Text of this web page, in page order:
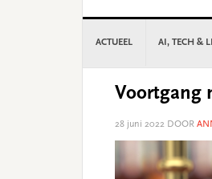
ACTUEEL AI, TECH &
Voortgang
28 juni 2022 DOOR